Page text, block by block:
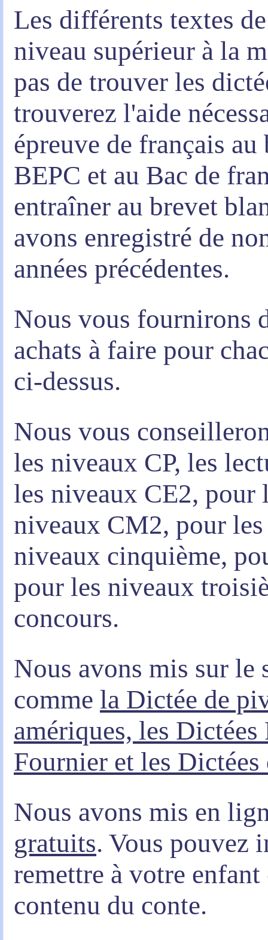
Les différents textes
niveau supérieur à la
pas de trouver les
trouverez l'aide
épreuve de français
BEPC et au Bac de
entraîner au brevet
avons enregistré de
années précédentes.
Nous vous fournirons
achats à faire pour
ci-dessus.
Nous vous
les niveaux CP, les
les niveaux CE2,
niveaux CM2, pour
niveaux cinquième,
pour les niveaux
concours.
Nous avons mis sur le
comme la Dictée de
amériques, les
Fournier et les
Nous avons mis en
gratuits. Vous pouvez
remettre à votre
contenu du conte.